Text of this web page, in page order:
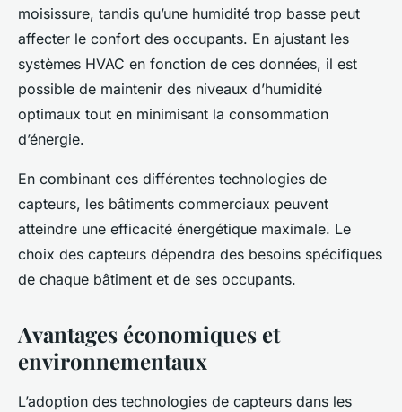
moisissure, tandis qu’une humidité trop basse peut
affecter le confort des occupants. En ajustant les
systèmes HVAC en fonction de ces données, il est
possible de maintenir des niveaux d’humidité
optimaux tout en minimisant la consommation
d’énergie.
En combinant ces différentes technologies de
capteurs, les bâtiments commerciaux peuvent
atteindre une efficacité énergétique maximale. Le
choix des capteurs dépendra des besoins spécifiques
de chaque bâtiment et de ses occupants.
Avantages économiques et
environnementaux
L’adoption des technologies de capteurs dans les